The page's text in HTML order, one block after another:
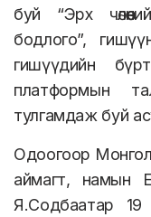
буй “Эрх
бодлого”,
гишүүдийн
платформын
тулгамдаж буй
Одоогоор
аймагт, намын
Я.Содбаатар 19